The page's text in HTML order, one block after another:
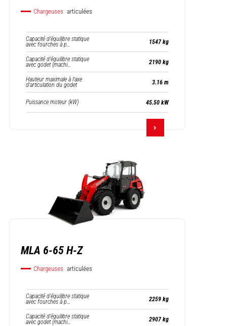
Chargeuses articulées
Capacité d’équilibre statique
avec fourches à p… 1547 kg
Capacité d’équilibre statique
avec godet (machi… 2190 kg
Hauteur maximale à l'axe
d'articulation du godet 3.16 m
Puissance moteur (kW) 45.50 kW
MLA 6-65 H-Z
Chargeuses articulées
Capacité d’équilibre statique
avec fourches à p… 2259 kg
Capacité d’équilibre statique
avec godet (machi… 2907 kg